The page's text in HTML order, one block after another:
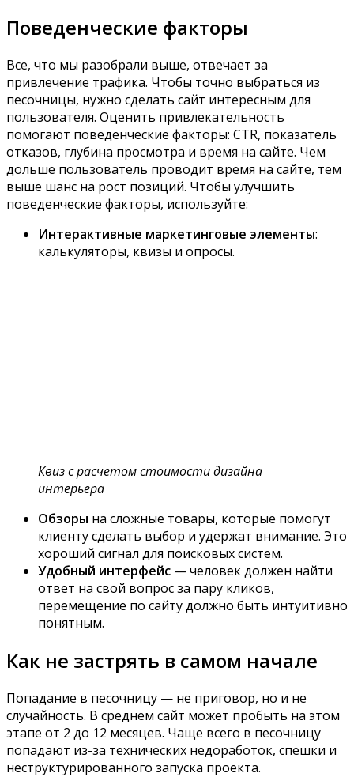
Поведенческие факторы
Все, что мы разобрали выше, отвечает за
привлечение трафика. Чтобы точно выбраться из
песочницы, нужно сделать сайт интересным для
пользователя. Оценить привлекательность
помогают поведенческие факторы: CTR, показатель
отказов, глубина просмотра и время на сайте. Чем
дольше пользователь проводит время на сайте, тем
выше шанс на рост позиций. Чтобы улучшить
поведенческие факторы, используйте:
Интерактивные маркетинговые элементы:
калькуляторы, квизы и опросы.
Квиз с расчетом стоимости дизайна
интерьера
Обзоры на сложные товары, которые помогут
клиенту сделать выбор и удержат внимание. Это
хороший сигнал для поисковых систем.
Удобный интерфейс — человек должен найти
ответ на свой вопрос за пару кликов,
перемещение по сайту должно быть интуитивно
понятным.
Как не застрять в самом начале
Попадание в песочницу — не приговор, но и не
случайность. В среднем сайт может пробыть на этом
этапе от 2 до 12 месяцев. Чаще всего в песочницу
попадают из-за технических недоработок, спешки и
неструктурированного запуска проекта.